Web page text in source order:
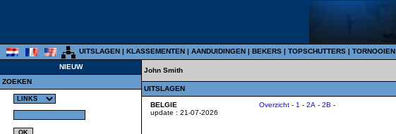
UITSLAGEN | KLASSEMENTEN | AANDUIDINGEN | BEKERS | TOPSCHUTTERS | TORNOOIEN
NIEUW
ZOEKEN
John Smith
UITSLAGEN
BELGIE
update : 21-07-2026
Overzicht - 1 - 2A - 2B -